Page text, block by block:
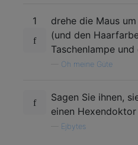
1
drehe die Maus
(und den
Taschenlampe
Oh meine Güte
Sagen Sie ihnen,
einen Hexendoktor
Ejbytes